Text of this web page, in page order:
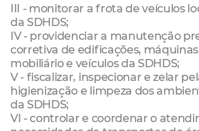
III - monitorar a frota de veículos
da SDHDS;
IV - providenciar a manutenção
corretiva de edificações,
mobiliário e veículos da SDHDS;
V - fiscalizar, inspecionar e zelar
higienização e limpeza dos
da SDHDS;
VI - controlar e coordenar o